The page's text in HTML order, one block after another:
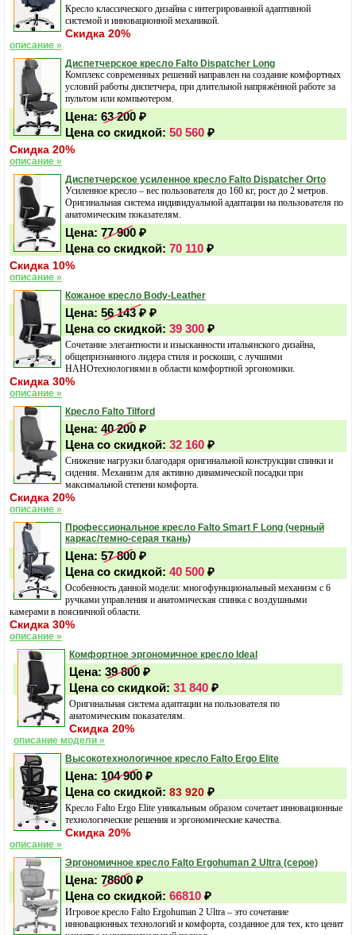
Кресло классического дизайна с интегрированной адаптивной
системой и инновационной механикой.
Скидка 20%
описание »
Диспетчерское кресло Falto Dispatcher Long
Комплекс современных решений направлен на создание комфортных
условий работы диспетчера, при длительной напряжённой работе за
пультом или компьютером.
Цена: 63 200 ₽
Цена со скидкой: 50 560 ₽
Скидка 20%
описание »
Диспетчерское усиленное кресло Falto Dispatcher Orto
Усиленное кресло – вес пользователя до 160 кг, рост до 2 метров.
Оригинальная система индивидуальной адаптации на пользователя по
анатомическим показателям.
Цена: 77 900 ₽
Цена со скидкой: 70 110 ₽
Скидка 10%
описание »
Кожаное кресло Body-Leather
Цена: 56 143 ₽ ₽
Цена со скидкой: 39 300 ₽
Сочетание элегантности и изысканности итальянского дизайна,
общепризнанного лидера стиля и роскоши, с лучшими
НАНОтехнологиями в области комфортной эргономики.
Скидка 30%
описание »
Кресло Falto Tilford
Цена: 40 200 ₽
Цена со скидкой: 32 160 ₽
Снижение нагрузки благодаря оригинальной конструкции спинки и
сидения. Механизм для активно динамической посадки при
максимальной степени комфорта.
Скидка 20%
описание »
Профессиональное кресло Falto Smart F Long (черный
каркас/темно-серая ткань)
Цена: 57 800 ₽
Цена со скидкой: 40 500 ₽
Особенность данной модели: многофункциональный механизм с 6
ручками управления и анатомическая спинка с воздушными
камерами в поясничной области.
Скидка 30%
описание »
Комфортное эргономичное кресло Ideal
Цена: 39 800 ₽
Цена со скидкой: 31 840 ₽
Оригинальная система адаптации на пользователя по
анатомическим показателям.
Скидка 20%
описание модели »
Высокотехнологичное кресло Falto Ergo Elite
Цена: 104 900 ₽
Цена со скидкой: 83 920 ₽
Кресло Falto Ergo Elite уникальным образом сочетает инновационные
технологические решения и эргономические качества.
Скидка 20%
описание »
Эргономичное кресло Falto Ergohuman 2 Ultra (серое)
Цена: 78600 ₽
Цена со скидкой: 66810 ₽
Игровое кресло Falto Ergohuman 2 Ultra – это сочетание
инновационных технологий и комфорта, созданное для тех, кто ценит